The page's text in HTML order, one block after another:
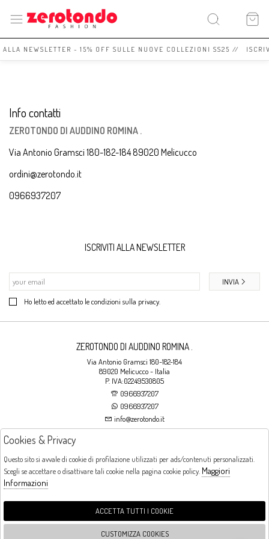
NEWSLETTER - 15% OFF SULLE NUOVE COLLEZIONI SS25 //
Info contatti
ZEROTONDO DI AUDDINO ROMINA .
Via Antonio Gramsci 180-182-184 89020 Melicucco
ordini@zerotondo.it
0966937207
ISCRIVITI ALLA NEWSLETTER
Ho letto ed accettato le condizioni sulla privacy.
INVIA
ZEROTONDO DI AUDDINO ROMINA .
Via Antonio Gramsci 180-182-184
89020 Melicucco - Italia
P. IVA:02249530805
0966937207
0966937207
info@zerotondo.it
Orari di apertura
LUNEDI: CHIUSO LA MATTINA - DALLE 16:00 ALLE 20:00 DAL MARTEDI AL
Cookies & Privacy
Questo sito si avvale di cookie di profilazione utilizzati per ads/contenuti personalizzati.
Scegli se accettare o disattivare tali cookie nella pagina cookie policy. Maggiori
Informazioni
ACCETTA TUTTI I COOKIE
CUSTOMIZZA COOKIES